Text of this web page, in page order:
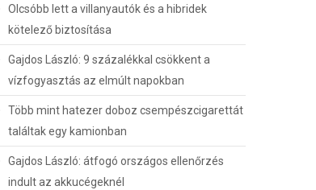
Olcsóbb lett a villanyautók és a hibridek
kötelező biztosítása
Gajdos László: 9 százalékkal csökkent a
vízfogyasztás az elmúlt napokban
Több mint hatezer doboz csempészcigarettát
találtak egy kamionban
Gajdos László: átfogó országos ellenőrzés
indult az akkucégeknél